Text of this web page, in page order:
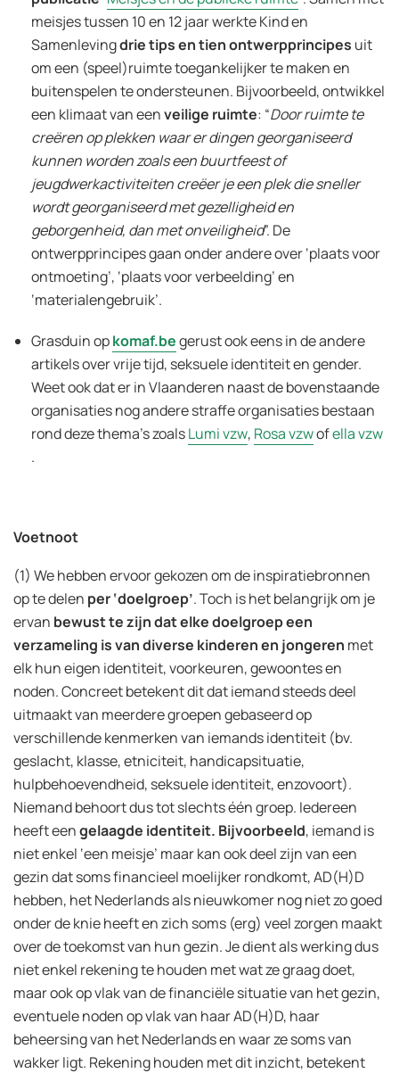
meisjes tussen 10 en 12 jaar werkte Kind en
Samenlevingdrie tips en tien ontwerpprincipes uit
om een (speel)ruimte toegankelijker te maken en
buitenspelen te ondersteunen. Bijvoorbeeld, ontwikkel
een klimaat van eenveilige ruimte: “Door ruimte te
creëren op plekken waar er dingen georganiseerd
kunnen worden zoals een buurtfeest of
jeugdwerkactiviteiten creëer je een plek die sneller
wordt georganiseerd met gezelligheid en
geborgenheid, dan met onveiligheid”. De
ontwerpprincipes gaan onder andere over ‘plaats voor
ontmoeting’, ‘plaats voor verbeelding’ en
‘materialengebruik’.
Grasduin opkomaf.begerust ook eens in de andere
artikels over vrije tijd, seksuele identiteit en gender.
Weet ook dat er in Vlaanderen naast de bovenstaande
organisaties nog andere straffe organisaties bestaan
rond deze thema’s zoalsLumi vzw, Rosa vzwofella vzw
.
Voetnoot
(1) We hebben ervoor gekozen om de inspiratiebronnen
op te delen per ‘doelgroep’. Toch is het belangrijk om je
ervan bewust te zijn dat elke doelgroep een
verzameling is van diverse kinderen en jongeren met
elk hun eigen identiteit, voorkeuren, gewoontes en
noden. Concreet betekent dit dat iemand steeds deel
uitmaakt van meerdere groepen gebaseerd op
verschillende kenmerken van iemands identiteit (bv.
geslacht, klasse, etniciteit, handicapsituatie,
hulpbehoevendheid, seksuele identiteit, enzovoort).
Niemand behoort dus tot slechts één groep. Iedereen
heeft eengelaagde identiteit. Bijvoorbeeld, iemand is
niet enkel ‘een meisje’ maar kan ook deel zijn van een
gezin dat soms financieel moelijker rondkomt, AD(H)D
hebben, het Nederlands als nieuwkomer nog niet zo goed
onder de knie heeft en zich soms (erg) veel zorgen maakt
over de toekomst van hun gezin. Je dient als werking dus
niet enkel rekening te houden met wat ze graag doet,
maar ook op vlak van de financiële situatie van het gezin,
eventuele noden op vlak van haar AD(H)D, haar
beheersing van het Nederlands en waar ze soms van
wakker ligt. Rekening houden met dit inzicht, betekent